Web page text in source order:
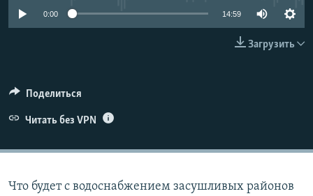
ПОБЕДИТЕЛЕЙ НЕ СУДЯТ?
УКРАИНСКАЯ ПРОБЛЕМА КРЫМА
ПРИСОЕДИНЯЙТЕСЬ!
0:00 14:59
Загрузить
Поделиться
Читать без VPN
Что будет с водоснабжением засушливых районов